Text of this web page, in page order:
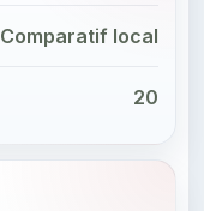
Comparatif local
20